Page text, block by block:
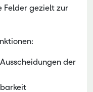
Felder gezielt zur
der